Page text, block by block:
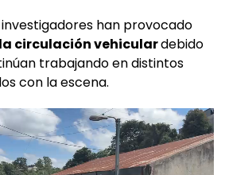
investigadores han provocado
circulación vehiculardebido
trabajando en distintos
con la escena.